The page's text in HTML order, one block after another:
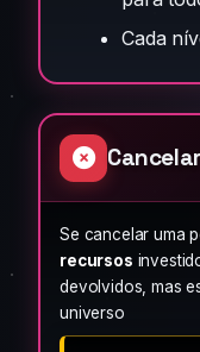
Cada
Se cancelar uma
recursos
devolvidos, mas
universo